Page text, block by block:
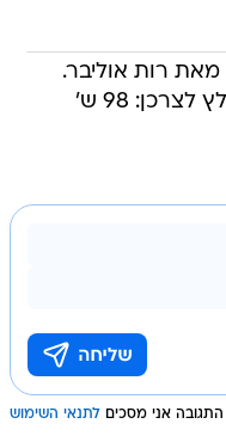
מאת רות אוליבר.
אני מסכים לתנאי השימוש